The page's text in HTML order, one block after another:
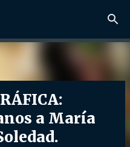
principal
a María